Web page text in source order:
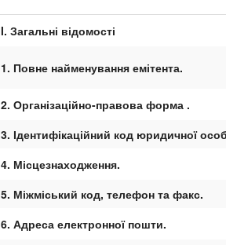
I. Загальні відомості
1. Повне найменування емітента.
2. Організаційно-правова форма.
3. Ідентифікаційний код юридичної
4. Місцезнаходження.
5. Міжміський код, телефон та факс.
6.Адреса електронної пошти.